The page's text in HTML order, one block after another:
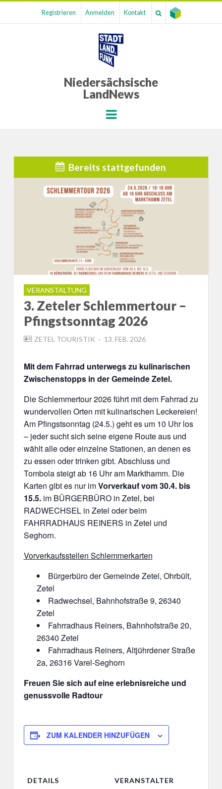
Registrieren Anmelden Kontakt
Niedersächsische
LandNews
Menu
Bereits stattgefunden
VERANSTALTUNG
3. Zeteler Schlemmertour –
Pfingstsonntag 2026
ZETEL TOURISTIK
POSTED
13. FEB. 2026
Mit dem Fahrrad unterwegs zu kulinarischen
Zwischenstopps in der Gemeinde Zetel.
Die Schlemmertour 2026 führt mit dem Fahrrad zu
wundervollen Orten mit kulinarischen Leckereien!
Am Pfingstsonntag (24.5.) geht es um 10 Uhr los
– jeder sucht sich seine eigene Route aus und
wählt alle oder einzelne Stationen, an denen es
zu essen oder trinken gibt. Abschluss und
Tombola steigt ab 16 Uhr am Markthamm. Die
Karten gibt es nur imVorverkauf vom 30.4. bis
15.5.im BÜRGERBÜRO in Zetel, bei
RADWECHSEL in Zetel oder beim
FAHRRADHAUS REINERS in Zetel und
Seghorn.
Vorverkaufsstellen Schlemmerkarten
Bürgerbüro der Gemeinde Zetel, Ohrbült,
Zetel
Radwechsel, Bahnhofstraße 9, 26340
Zetel
Fahrradhaus Reiners, Bahnhofstraße 20,
26340 Zetel
Fahrradhaus Reiners, Altjührdener Straße
2a, 26316 Varel-Seghorn
Freuen Sie sich auf eine erlebnisreiche und
genussvolle Radtour
ZUM KALENDER HINZUFÜGEN
DETAILS VERANSTALTER